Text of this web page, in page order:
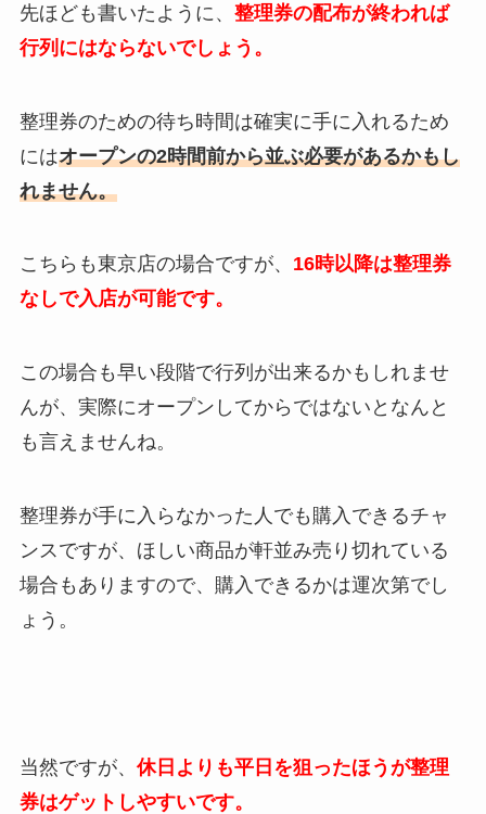
先ほども書いたように、 整理券の配布が終われば
行列にはならないでしょう。
整理券のための待ち時間は確実に手に入れるため
にはオープンの2時間前から並ぶ必要があるかもし
れません。
こちらも東京店の場合ですが、 16時以降は整理券
なしで入店が可能です。
この場合も早い段階で行列が出来るかもしれませ
んが、実際にオープンしてからではないとなんと
も言えませんね。
整理券が手に入らなかった人でも購入できるチャ
ンスですが、ほしい商品が軒並み売り切れている
場合もありますので、購入できるかは運次第でし
ょう。
当然ですが、 休日よりも平日を狙ったほうが整理
券はゲットしやすいです。